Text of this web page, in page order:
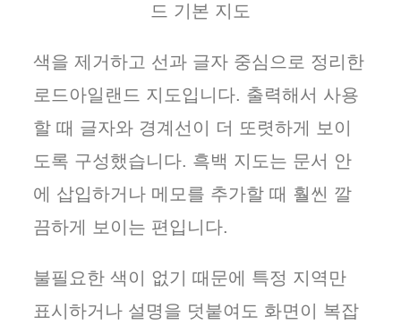
드 기본 지도
색을 제거하고 선과 글자 중심으로 정리한
로드아일랜드 지도입니다. 출력해서 사용
할 때 글자와 경계선이 더 또렷하게 보이
도록 구성했습니다. 흑백 지도는 문서 안
에 삽입하거나 메모를 추가할 때 훨씬 깔
끔하게 보이는 편입니다.
불필요한 색이 없기 때문에 특정 지역만
표시하거나 설명을 덧붙여도 화면이 복잡